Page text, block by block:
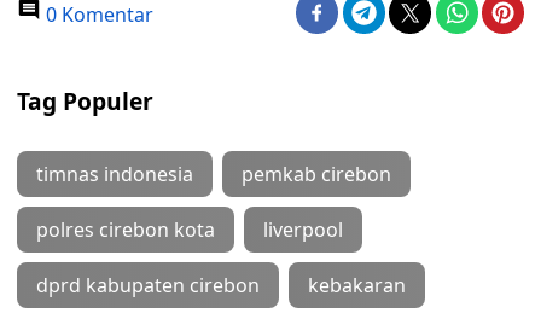
0 Komentar
Tag Populer
timnas indonesia pemkab cirebon
polres cirebon kota liverpool
dprd kabupaten cirebon kebakaran